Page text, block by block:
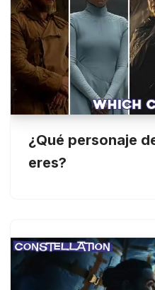
¿Qué personaje
eres?